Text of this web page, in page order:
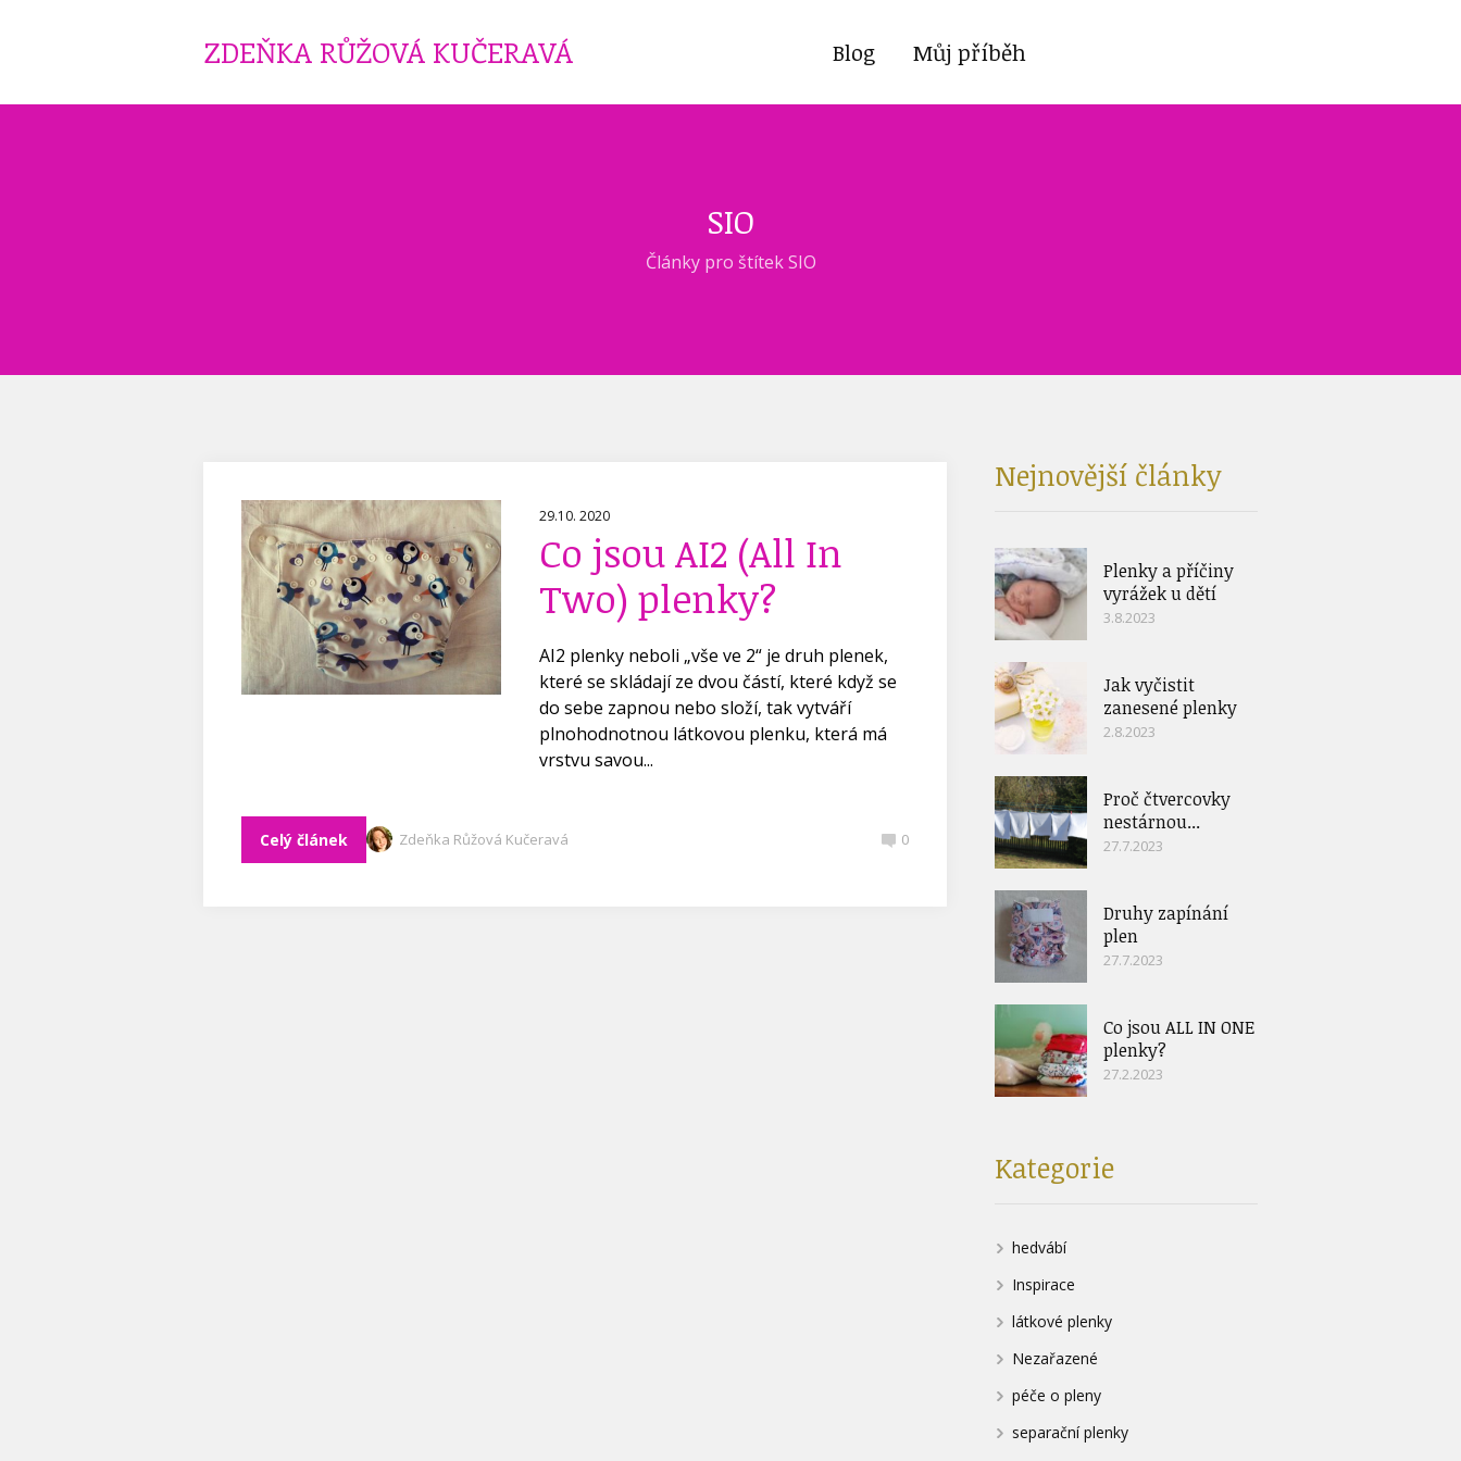
ZDEŇKA RŮŽOVÁ KUČERAVÁ Blog Můj příběh
SIO
Články pro štítek SIO
29.10. 2020
Co jsou AI2 (All In
Two) plenky?
AI2 plenky neboli „vše ve 2“ je druh plenek,
které se skládají ze dvou částí, které když se
do sebe zapnou nebo složí, tak vytváří
plnohodnotnou látkovou plenku, která má
vrstvu savou...
Celý článek Zdeňka Růžová Kučeravá 0
Nejnovější články
Plenky a příčiny
vyrážek u dětí
3.8.2023
Jak vyčistit
zanesené plenky
2.8.2023
Proč čtvercovky
nestárnou...
27.7.2023
Druhy zapínání
plen
27.7.2023
Co jsou ALL IN ONE
plenky?
27.2.2023
Kategorie
hedvábí
Inspirace
látkové plenky
Nezařazené
péče o pleny
separační plenky